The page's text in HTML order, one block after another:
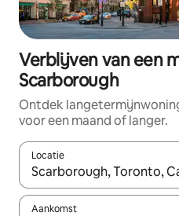
Verblijven van een
Scarborough
Ontdek
voor een maand of langer.
Locatie
Wanneer er resultaten
Aankomst